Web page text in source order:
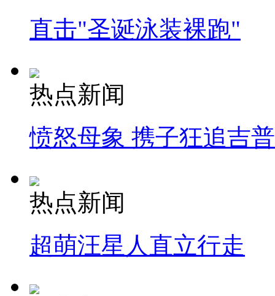
直击"圣诞泳装裸跑"
热点新闻
愤怒母象 携子狂追吉
热点新闻
超萌汪星人直立行走